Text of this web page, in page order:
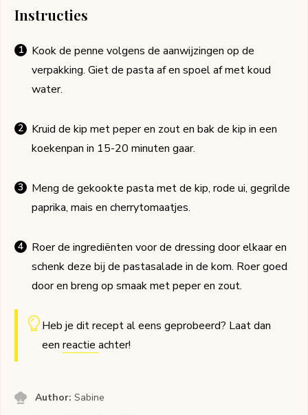
Instructies
Kook de penne volgens de aanwijzingen op de
verpakking. Giet de pasta af en spoel af met koud
water.
Kruid de kip met peper en zout en bak de kip in een
koekenpan in 15-20 minuten gaar.
Meng de gekookte pasta met de kip, rode ui, gegrilde
paprika, mais en cherrytomaatjes.
Roer de ingrediënten voor de dressing door elkaar en
schenk deze bij de pastasalade in de kom. Roer goed
door en breng op smaak met peper en zout.
Heb je dit recept al eens geprobeerd? Laat dan
een reactie achter!
Author:Sabine